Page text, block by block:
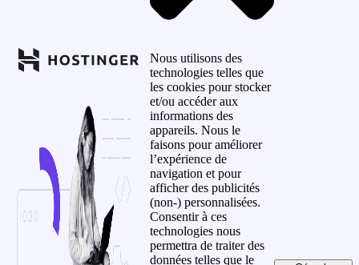
Nous utilisons des
technologies telles que
les cookies pour stocker
et/ou accéder aux
informations des
appareils. Nous le
faisons pour améliorer
l’expérience de
navigation et pour
afficher des publicités
(non-) personnalisées.
Consentir à ces
technologies nous
permettra de traiter des
données telles que le